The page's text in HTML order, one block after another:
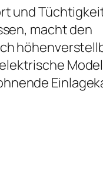
und
macht den